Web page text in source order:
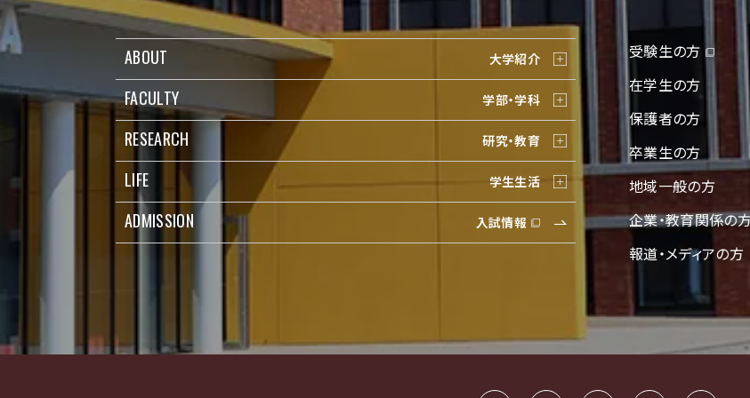
ABOUT 大学紹介
FACULTY 学部・学科
RESEARCH 研究・教育
LIFE 学生生活
ADMISSION 入試情報
受験生の方
在学生の方
保護者の方
卒業生の方
地域一般の方
企業・教育関係の
報道・メディアの方